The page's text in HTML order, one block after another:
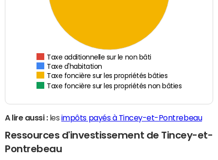
Taxe additionnelle sur le non bâti
Taxe d'habitation
Taxe foncière sur les propriétés bâties
Taxe foncière sur les propriétés non bâties
A lire aussi :les impôts payés à Tincey-et-Pontrebeau
Ressources d'investissement de Tincey-et-
Pontrebeau